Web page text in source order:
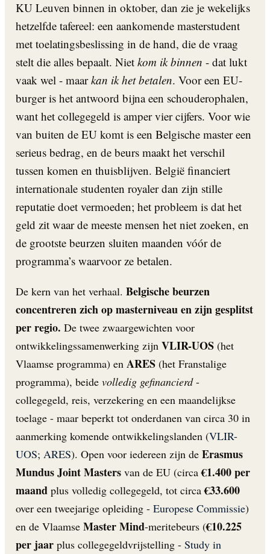
KU Leuven binnen in oktober, dan zie je wekelijks
hetzelfde tafereel: een aankomende masterstudent
met toelatingsbeslissing in de hand, die de vraag
stelt die alles bepaalt. Niet kom ik binnen - dat lukt
vaak wel - maarkan ik het betalen. Voor een EU-
burger is het antwoord bijna een schouderophalen,
want het collegegeld is amper vier cijfers. Voor wie
van buiten de EU komt is een Belgische master een
serieus bedrag, en de beurs maakt het verschil
tussen komen en thuisblijven. België financiert
internationale studenten royaler dan zijn stille
reputatie doet vermoeden; het probleem is dat het
geld zit waar de meeste mensen het niet zoeken, en
de grootste beurzen sluiten maanden vóór de
programma’s waarvoor ze betalen.
De kern van het verhaal. Belgische beurzen
concentreren zich op masterniveau en zijn gesplitst
per regio. De twee zwaargewichten voor
ontwikkelingssamenwerking zijn VLIR-UOS (het
Vlaamse programma) en ARES (het Franstalige
programma), beide volledig gefinancierd-
collegegeld, reis, verzekering en een maandelijkse
toelage - maar beperkt tot onderdanen van circa 30 in
aanmerking komende ontwikkelingslanden (VLIR-
UOS; ARES). Open voor iedereen zijn de Erasmus
Mundus Joint Masters van de EU (circa€1.400 per
maand plus volledig collegegeld, tot circa€33.600
over een tweejarige opleiding - Europese Commissie)
en de Vlaamse Master Mind-meritebeurs (€10.225
per jaar plus collegegeldvrijstelling - Study in